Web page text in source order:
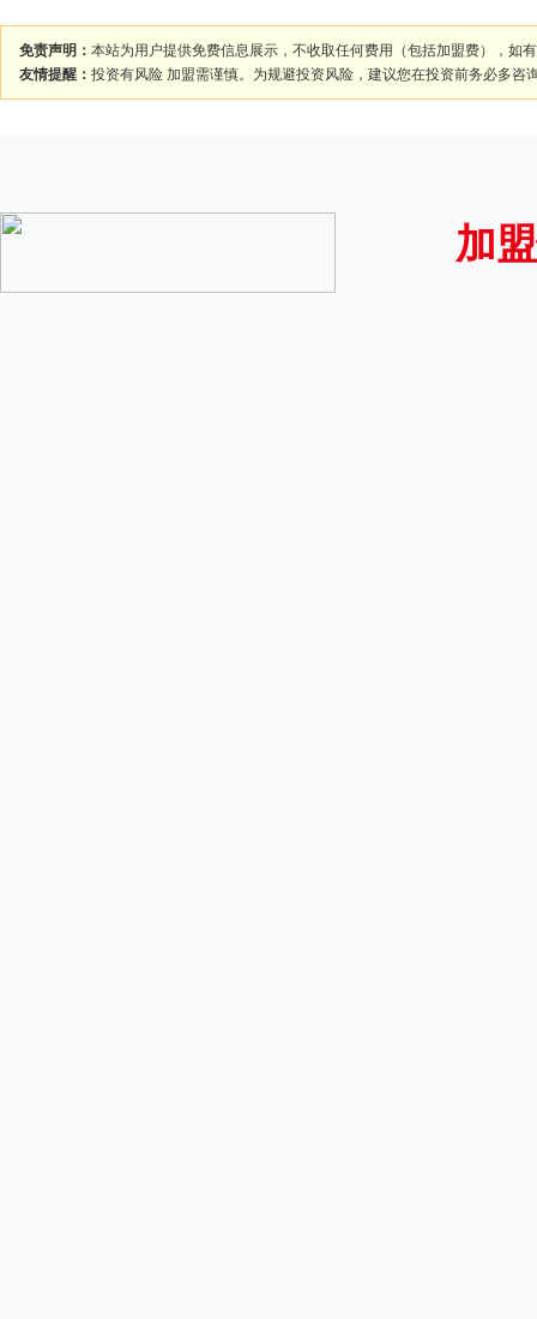
免责声明： 本站为用户提供免费信息展示，不收取任何费用（包括加盟费），如
友情提醒： 投资有风险 加盟需谨慎。为规避投资风险，建议您在投资前务必多咨
加